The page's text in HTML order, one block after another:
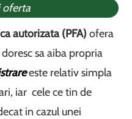
oferta
autorizata (PFA) ofera
sa aiba propria
este relativ simpla
iar cele ce tin de
in cazul unei